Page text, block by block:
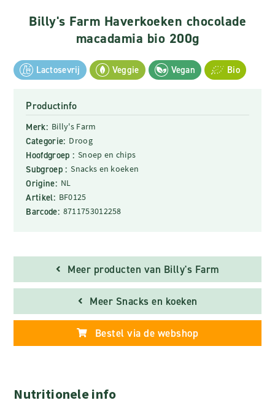
Billy's Farm Haverkoeken chocolade
macadamia bio 200g
Lactosevrij Veggie Vegan Bio
Productinfo
Merk: Billy's Farm
Categorie: Droog
Hoofdgroep : Snoep en chips
Subgroep : Snacks en koeken
Origine: NL
Artikel: BF0125
Barcode: 8711753012258
Meer producten van Billy's Farm
Meer Snacks en koeken
Bestel via de webshop
Nutritionele info